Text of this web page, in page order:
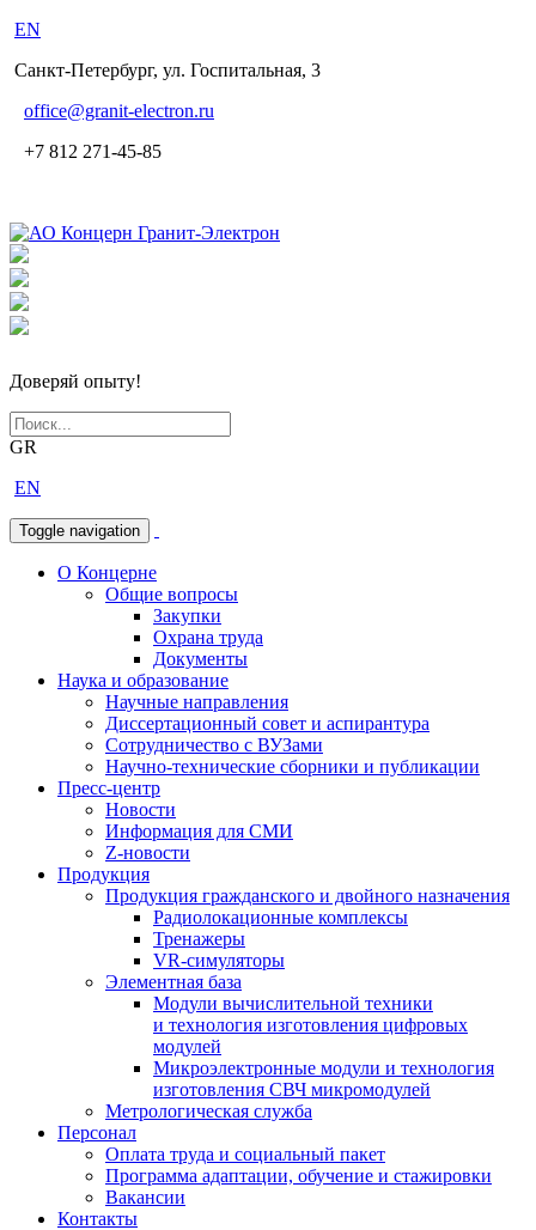
EN
Санкт-Петербург, ул. Госпитальная, 3
office@granit-electron.ru
+7 812 271-45-85
Доверяй опыту!
GR
EN
Toggle navigation
О Концерне
Общие вопросы
Закупки
Охрана труда
Документы
Наука и образование
Научные направления
Диссертационный совет и аспирантура
Сотрудничество с ВУЗами
Научно-технические сборники и публикации
Пресс-центр
Новости
Информация для СМИ
Z-новости
Продукция
Продукция гражданского и двойного назначения
Радиолокационные комплексы
Тренажеры
VR-симуляторы
Элементная база
Модули вычислительной техники
и технология изготовления цифровых
модулей
Микроэлектронные модули и технология
изготовления СВЧ микромодулей
Метрологическая служба
Персонал
Оплата труда и социальный пакет
Программа адаптации, обучение и стажировки
Вакансии
Контакты